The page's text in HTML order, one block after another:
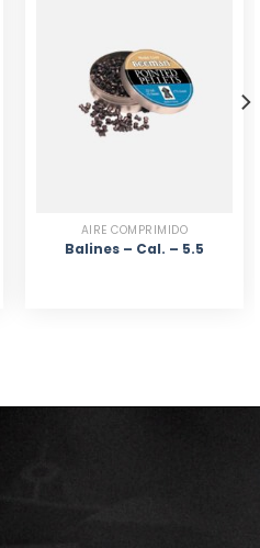
AIRE COMPRIMIDO
Balines – Cal. – 5.5